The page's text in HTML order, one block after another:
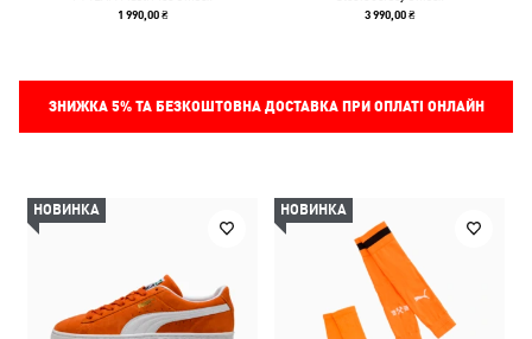
1 990,00 ₴ 3 990,00 ₴
ЗНИЖКА 5%ТА БЕЗКОШТОВНА ДОСТАВКА ПРИ ОПЛАТІ ОНЛАЙН
НОВИНКА НОВИНКА